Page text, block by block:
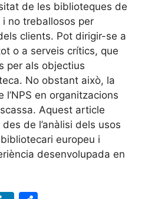
de les biblioteques de
no treballosos per
clients. Pot dirigir-se a
o a serveis crítics, que
per als objectius
No obstant això, la
l’NPS en organitzacions
Aquest article
de l’anàlisi dels usos
europeu i
desenvolupada en